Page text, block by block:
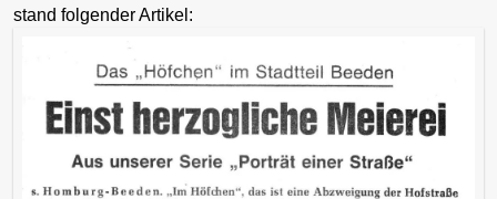
stand folgender Artikel: